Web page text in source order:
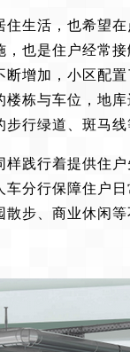
生活，也希望
也是住户经常
增加，小区配
栋与车位，地
行绿道、斑马
践行着提供住
分行保障住户
步、商业休闲